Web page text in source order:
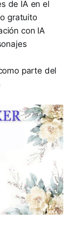
de IA en el
gratuito
con IA
parte del